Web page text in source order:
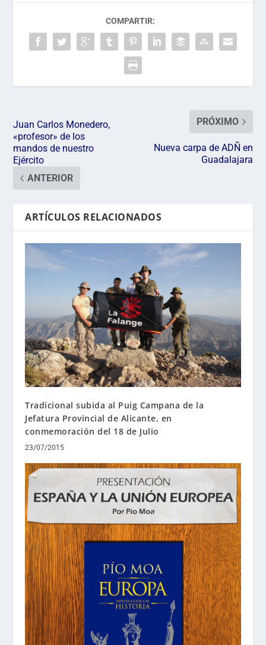
COMPARTIR:
Juan Carlos Monedero,
«profesor» de los
mandos de nuestro
Ejército
ANTERIOR
PRÓXIMO
Nueva carpa de ADÑ en
Guadalajara
ARTÍCULOS RELACIONADOS
Tradicional subida al Puig Campana de la
Jefatura Provincial de Alicante, en
conmemoración del 18 de Julio
23/07/2015